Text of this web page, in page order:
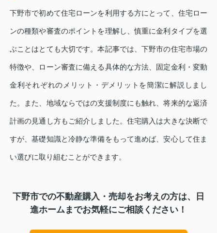
下野市で初めて住宅ローンを利用する方にとって、住宅ロー
ンの種類や審査のポイントを理解し、慎重に金利タイプを選
ぶことはとても大切です。本記事では、下野市の住宅市場の
特徴や、ローン審査に備える具体的な方法、固定金利・変動
金利それぞれのメリット・デメリットを簡潔に解説しまし
た。また、地域ならではの支援制度にも触れ、将来的な返済
計画の見通し方もご紹介しました。住宅購入は大きな決断で
すが、基礎知識と冷静な準備をもって進めば、安心して住ま
い選びに取り組むことができます。
下野市での不動産購入・売却をお考えの方は、日
進ホームまでお気軽にご相談ください！